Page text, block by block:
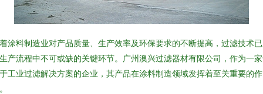
涂料制造业对产品质量、生产效率及环保要求的不断提高，过滤技术
产流程中不可或缺的关键环节。广州澳兴过滤器材有限公司，作为一
工业过滤解决方案的企业，其产品在涂料制造领域发挥着至关重要的作